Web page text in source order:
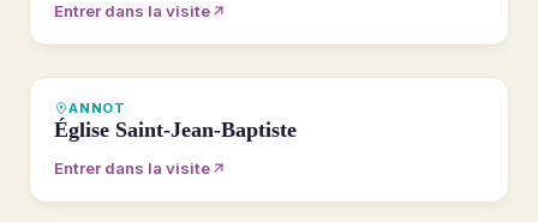
Entrer dans la visite
VISITE 360°
ANNOT
Église Saint-Jean-Baptiste
Entrer dans la visite